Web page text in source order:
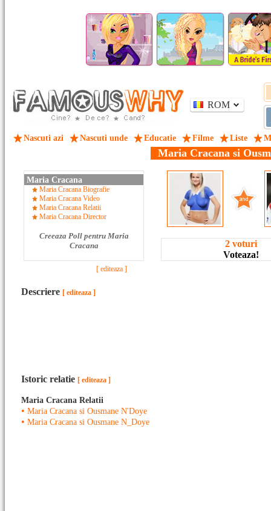
ROM
Nascuti azi Nascuti unde Educatie Filme Liste
Maria Cracana si
Maria Cracana
Maria Cracana Biografie
Maria Cracana Video
Maria Cracana Relatii
Maria Cracana Director
Creeaza Poll pentru Maria
Cracana
2 voturi
Voteaza!
[ editeaza ]
Descriere [ editeaza ]
Istoric relatie [ editeaza ]
Maria Cracana Relatii
• Maria Cracana si Ousmane N'Doye
• Maria Cracana si Ousmane N_Doye